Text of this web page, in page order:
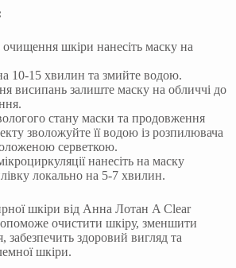
очищення шкіри нанесіть маску на
10-15 хвилин та змийте водою.
висипань залиште маску на обличчі до
стану маски та продовження
зволожуйте її водою із розпилювача
серветкою.
нанесіть на маску
локально на 5-7 хвилин.
шкіри від Анна Лотан A Clear
очистити шкіру, зменшити
забезпечить здоровий вигляд та
шкіри.